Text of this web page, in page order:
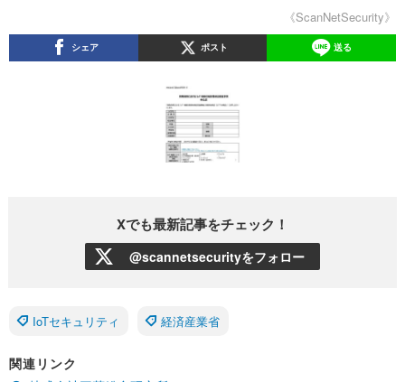
《ScanNetSecurity》
シェア ポスト 送る
Xでも最新記事をチェック！
@scannetsecurityをフォロー
IoTセキュリティ 経済産業省
関連リンク